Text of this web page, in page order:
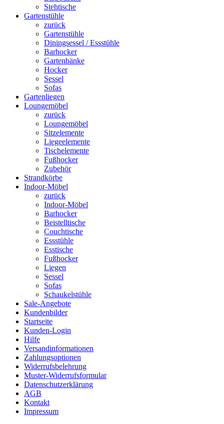
Stehtische
Gartenstühle
zurück
Gartenstühle
Diningsessel / Essstühle
Barhocker
Gartenbänke
Hocker
Sessel
Sofas
Gartenliegen
Loungemöbel
zurück
Loungemöbel
Sitzelemente
Liegeelemente
Tischelemente
Fußhocker
Zubehör
Strandkörbe
Indoor-Möbel
zurück
Indoor-Möbel
Barhocker
Beistelltische
Couchtische
Essstühle
Esstische
Fußhocker
Liegen
Sessel
Sofas
Schaukelstühle
Sale-Angebote
Kundenbilder
Startseite
Kunden-Login
Hilfe
Versandinformationen
Zahlungsoptionen
Widerrufsbelehrung
Muster-Widerrufsformular
Datenschutzerklärung
AGB
Kontakt
Impressum